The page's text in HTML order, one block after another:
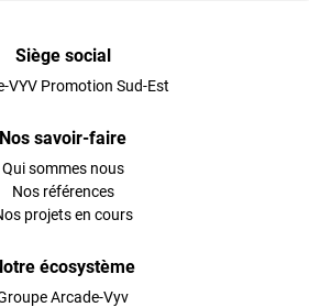
Siège social
VYV Promotion Sud-Est
Nos savoir-faire
Qui sommes nous
Nos références
projets en cours
écosystème
Arcade-Vyv